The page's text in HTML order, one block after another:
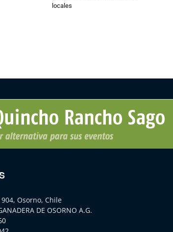
locales
Osorno, Chile
DE OSORNO A.G.